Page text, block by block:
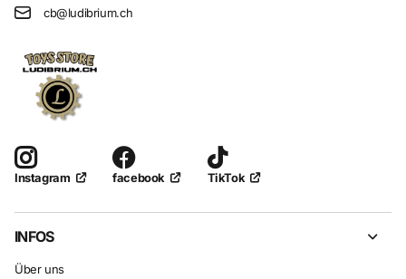
cb@ludibrium.ch
Instagram facebook TikTok
INFOS
Über uns